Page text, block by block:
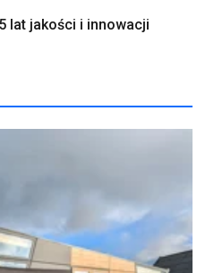
lat jakości i innowacji